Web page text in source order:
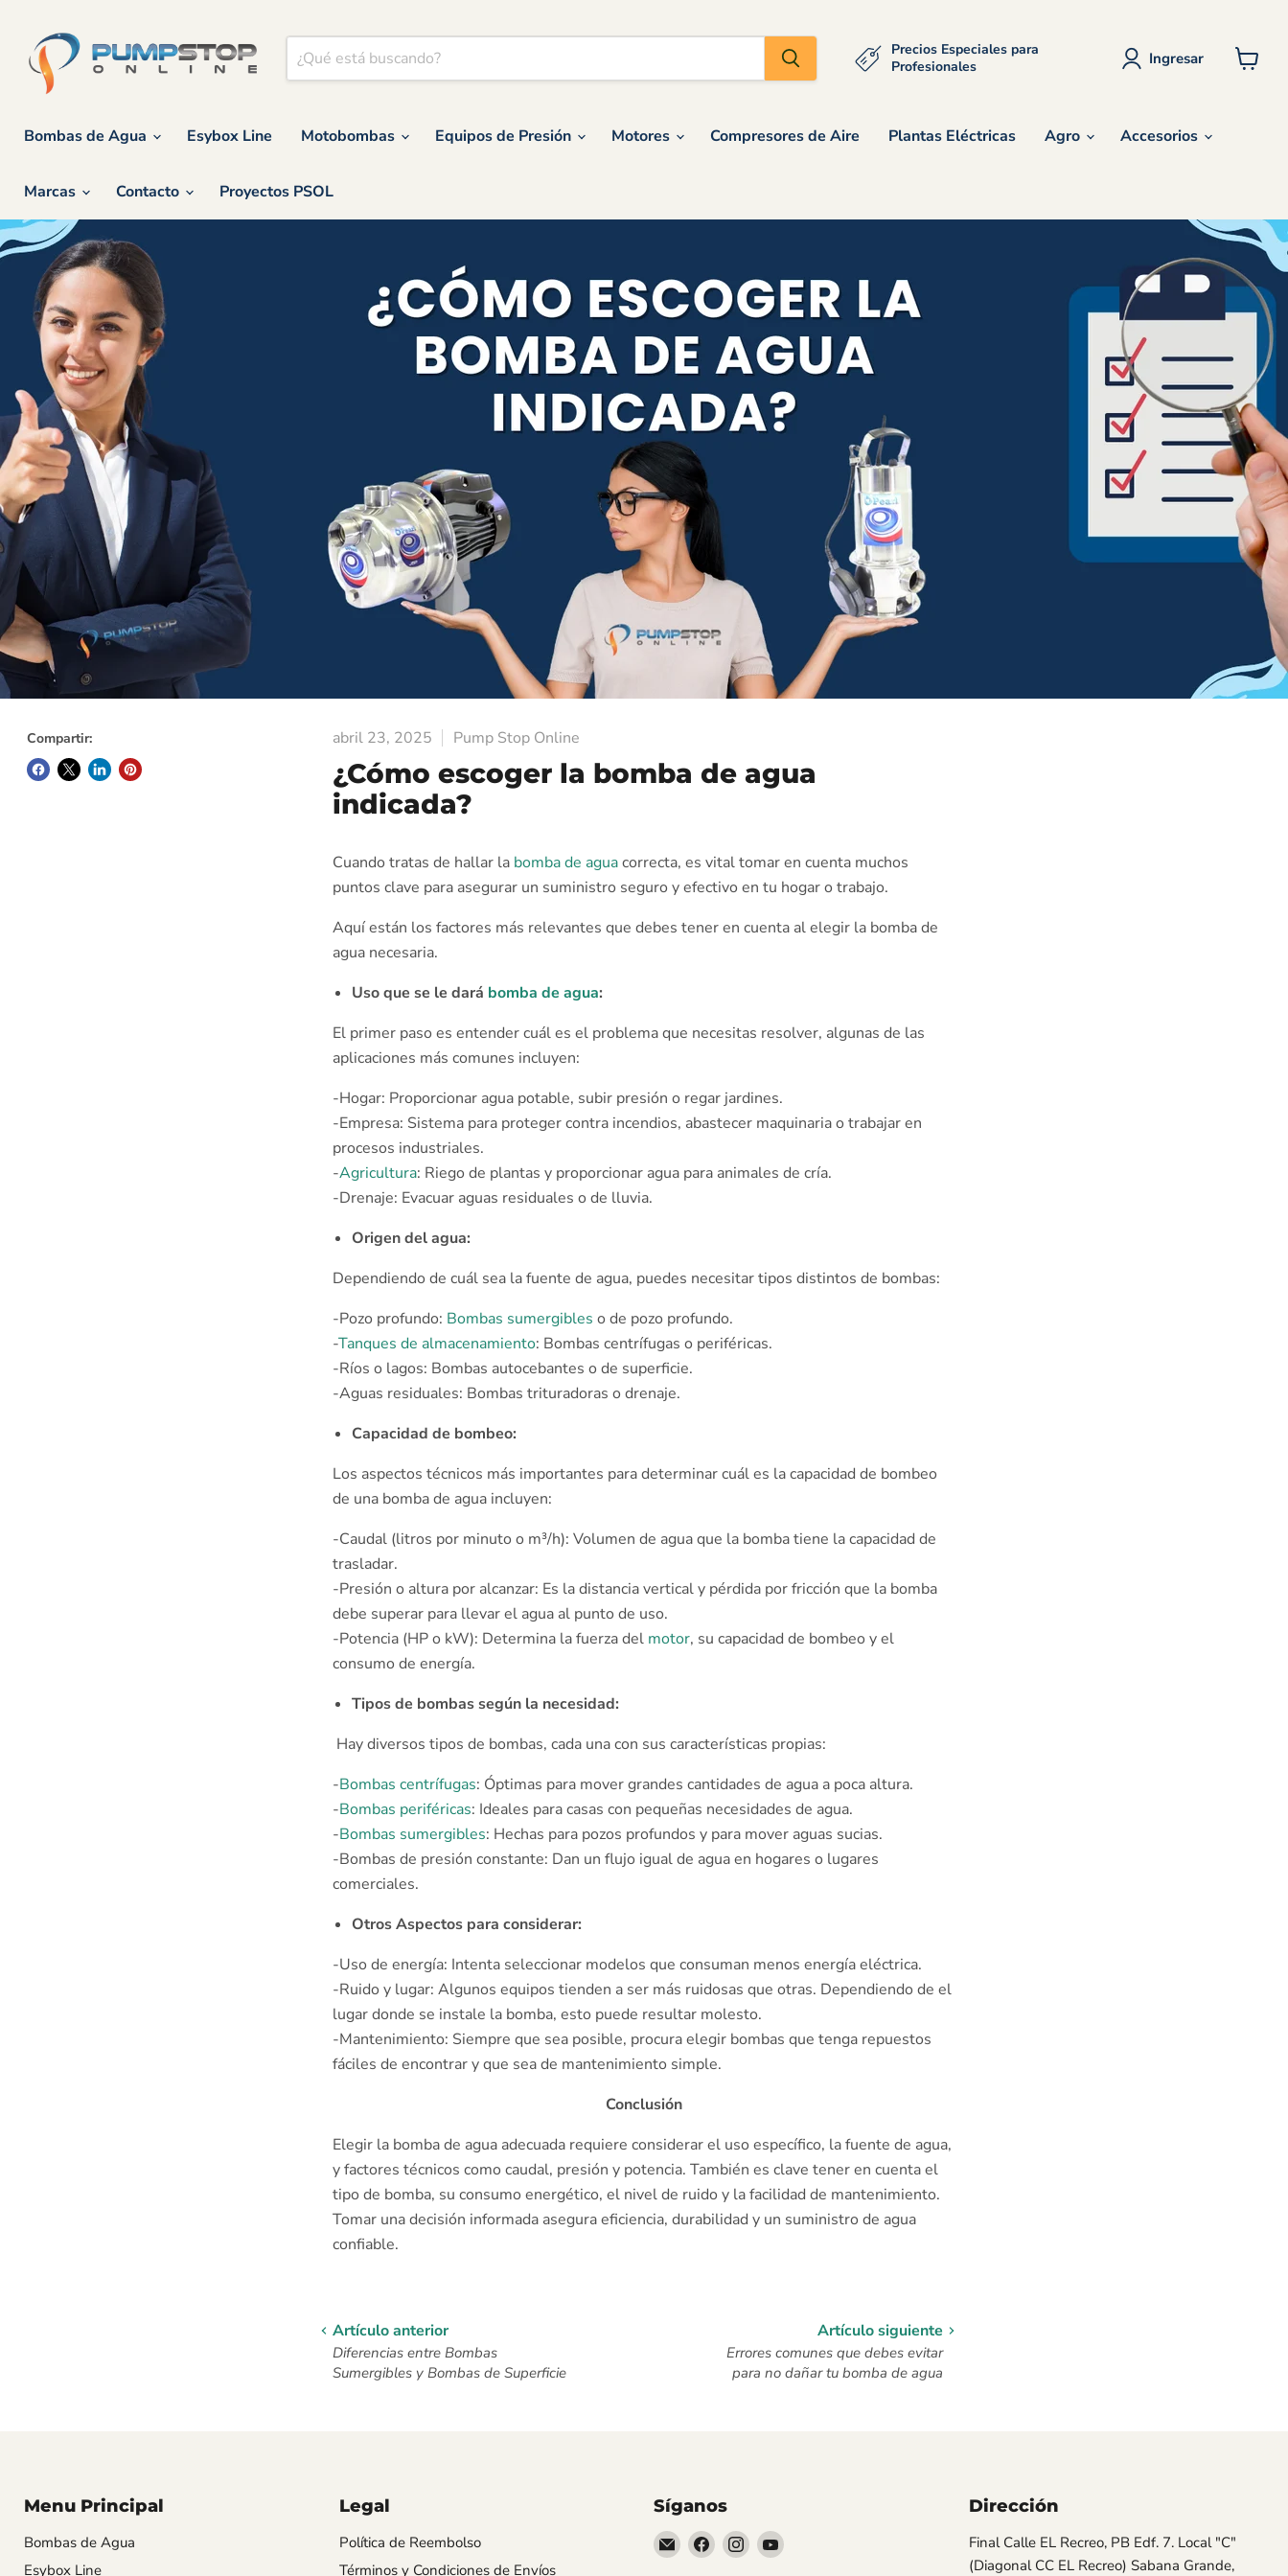
Precios Especiales para
Profesionales
Ingresar
Bombas de Agua
Esybox Line Motobombas Equipos de Presión Motores Compresores de Aire Plantas Eléctricas Agro Accesorios
Marcas Contacto Proyectos PSOL
Compartir: abril 23, 2025 Pump Stop Online
¿Cómo escoger la bomba de agua
indicada?
Cuando tratas de hallar la bomba de aguacorrecta, es vital tomar en cuenta muchos
puntos clave para asegurar un suministro seguro y efectivo en tu hogar o trabajo.
Aquí están los factores más relevantes que debes tener en cuenta al elegir la bomba de
agua necesaria.
Uso que se le dará bomba de agua:
El primer paso es entender cuál es el problema que necesitas resolver, algunas de las
aplicaciones más comunes incluyen:
-Hogar: Proporcionar agua potable, subir presión o regar͏ jardines.
-Empresa: Sistema para proteger contra incendios, abastecer maquinaria o trabajar en
procesos industriales.
-Agricultura͏: Riego de plantas y proporcionar agua para animales de cría.
-Drenaje͏: Evacuar aguas residuales o de lluvia.͏
Origen del agua:
Dependiendo de cuál sea la fuente de agua, puedes necesitar tipos distintos de bombas:
-Pozo profundo: Bombas sumergibles o de pozo profundo.
-Tanques de almacenamiento: Bombas centrífugas o periféricas.
-Ríos o lagos: Bombas autocebantes o de superficie.
-Aguas residuales: Bombas trituradoras o drenaje. ͏͏ ͏ ͏
Capacidad de bombeo:
Los aspectos técnicos más importantes para determinar cuál es la capacidad de bombeo
de una bomba de agua incluyen:
-Caudal (litros por minuto o m³/h): Volumen de agua que la bomba tiene la capacidad de
trasladar.
-Presión o altura por alcanzar: Es la distancia vertical y pérdida por fricción que la bomba
debe superar para llevar el agua al punto de uso.
-Potencia (HP o kW): Determina la fuerza del motor, su capacidad de bombeo y el
consumo de energía.
Tipos de bombas según la necesidad:
Hay diversos tipos de bombas, cada una con sus características propias͏:
-Bombas centrífugas: Óptimas para mover grandes cantidades de agua a poca altura.͏
-Bombas periféricas: Ideales para casas con pequeñas necesidades de agua.
-Bombas sumergibles:͏ Hechas͏ ͏para pozos profundos y ͏para mover aguas sucias. ͏
-Bombas de presión constante: Dan un flujo͏ igual de agua en hogares o͏ lugares
comerciales. ͏
Otros Aspectos para considerar:
-Uso de energía: Intenta seleccionar modelos que consuman menos energía eléctrica.
-Ruido y lugar: Algunos equipos tienden a ser más ruidosas que otras. Dependiendo de el
lugar donde se instale la bomba, esto puede resultar molesto.
-Mantenimiento: Siempre que sea posible, procura elegir bombas que tenga repuestos
fáciles de encontrar y que sea de mantenimiento simple.
Conclusión
Elegir la bomba de agua adecuada requiere considerar el uso específico, la fuente de agua,
y factores técnicos como caudal, presión y potencia. También es clave tener en cuenta el
tipo de bomba, su consumo energético, el nivel de ruido y la facilidad de mantenimiento.
Tomar una decisión informada asegura eficiencia, durabilidad y un suministro de agua
confiable.
Artículo anterior
Diferencias entre Bombas
Sumergibles y Bombas de Superficie
Artículo siguiente
Errores comunes que debes evitar
para no dañar tu bomba de agua
Menu Principal
Bombas de Agua
Esybox Line
Legal
Política de Reembolso
Términos y Condiciones de Envíos
Síganos
Encuéntrenos
Encuéntrenos
Encuéntrenos
Encuéntrenos
Dirección
Final Calle EL Recreo, PB Edf. 7. Local "C"
(Diagonal CC EL Recreo) Sabana Grande,